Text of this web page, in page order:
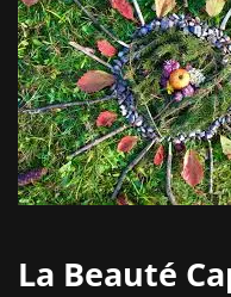
La Beauté